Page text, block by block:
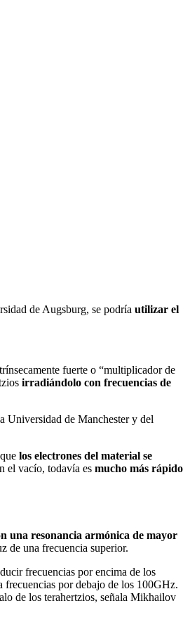
de Augsburg, se podría utilizar el
fuerte o “multiplicador de
irradiándolo con frecuencias de
Universidad de Manchester y del
los electrones del material se
el vacío, todavía es mucho más rápido
una resonancia armónica de mayor
de una frecuencia superior.
frecuencias por encima de los
frecuencias por debajo de los 100GHz.
de los terahertzios, señala Mikhailov